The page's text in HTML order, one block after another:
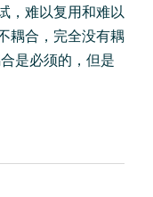
，难以复用和难以
耦合，完全没有耦
是必须的，但是